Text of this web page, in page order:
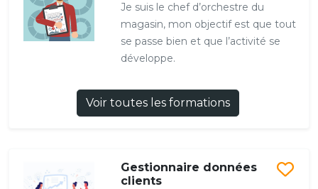
Je suis le chef d’orchestre du
magasin, mon objectif est que tout
se passe bien et que l’activité se
développe.
Voir toutes les formations
Gestionnaire données
clients